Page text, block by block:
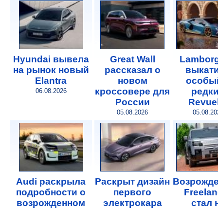
Hyundai вывела
на рынок новый
Elantra
06.08.2026
Great Wall
рассказал о
новом
кроссовере для
России
05.08.2026
Audi раскрыла
подробности о
возрожденном
Раскрыт дизайн
первого
электрокара
стал